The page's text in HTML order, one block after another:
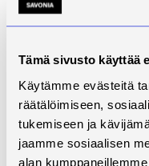
Tämä sivusto käyttää
Käytämme evästeitä
räätälöimiseen,
tukemiseen ja
jaamme sosiaalisen
alan